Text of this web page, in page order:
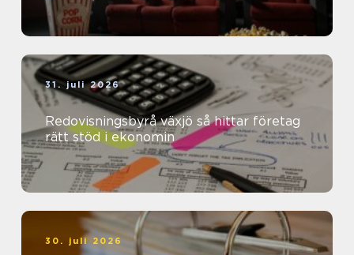
31. juli 2026
Redovisningsbyrå växjö så hittar företag
rätt stöd i ekonomin
30. juli 2026